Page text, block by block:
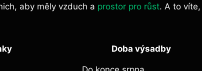
aby měly⁣ vzduch a prostor ⁢pro růst.‌ A to víte,⁣
Doba‌ výsadby